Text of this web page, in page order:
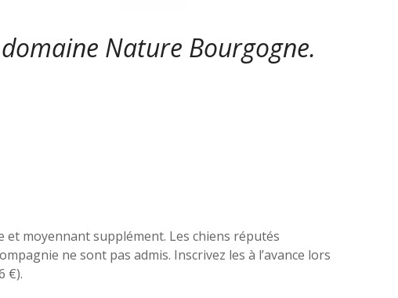
Nature Bourgogne.
et moyennant supplément. Les chiens réputés
ne sont pas admis. Inscrivez les à l’avance lors
€).